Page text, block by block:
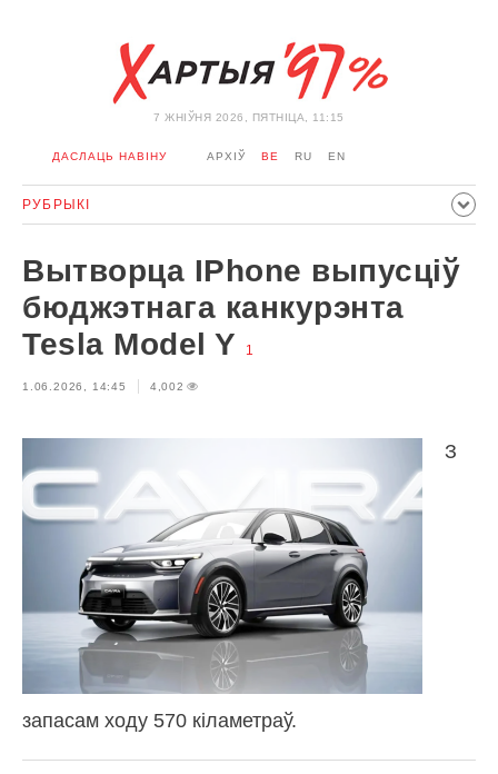
7 ЖНIЎНЯ 2026, ПЯТНІЦА, 11:15
ДАСЛАЦЬ НАВІНУ АРХІЎ BE RU EN
РУБРЫКІ
СПОРТ КУЛЬТУРА ГІСТОРЫЯ МЕРКАВАННЕ
ІНТЭРВ'Ю ТЭХНАЛОГІІ ЗДАРОЎЕ АЎТА
АДПАЧЫНАК АБЫХОД БЛАКІРОЎКІ І САЛІДАРНАСЦЬ
КАРОНАВІРУС БЕЛАРУСЬ У NATO
Вытворца IPhone выпусціў
бюджэтнага канкурэнта
Tesla Model Y
1
1.06.2026, 14:45 4,002
З
запасам ходу 570 кіламетраў.